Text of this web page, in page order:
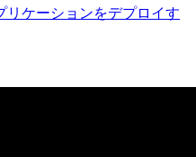
ケーションをデプロイす